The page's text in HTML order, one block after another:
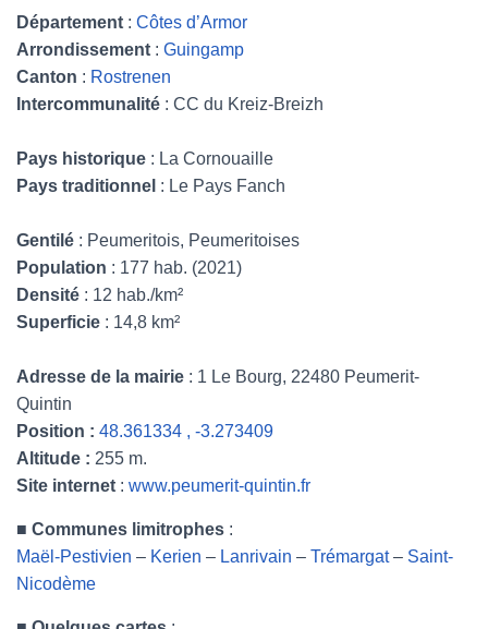
Département : Côtes d’Armor
Arrondissement : Guingamp
Canton : Rostrenen
Intercommunalité : CC du Kreiz-Breizh
Pays historique : La Cornouaille
Pays traditionnel : Le Pays Fanch
Gentilé : Peumeritois, Peumeritoises
Population : 177 hab. (2021)
Densité : 12 hab./km²
Superficie : 14,8 km²
Adresse de la mairie : 1 Le Bourg, 22480 Peumerit-
Quintin
Position : 48.361334 , -3.273409
Altitude : 255 m.
Site internet : www.peumerit-quintin.fr
■ Communes limitrophes :
Maël-Pestivien – Kerien – Lanrivain – Trémargat– Saint-
Nicodème